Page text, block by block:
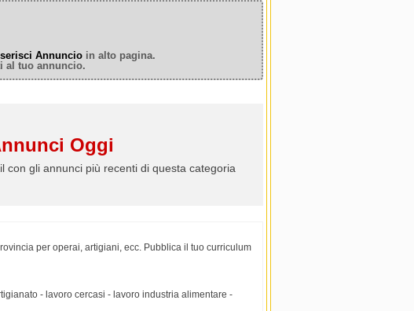
Annuncio in alto pagina.
al tuo annuncio.
Oggi
con gli annunci più recenti di questa categoria
per operai, artigiani, ecc. Pubblica il tuo curriculum
- lavoro cercasi - lavoro industria alimentare -